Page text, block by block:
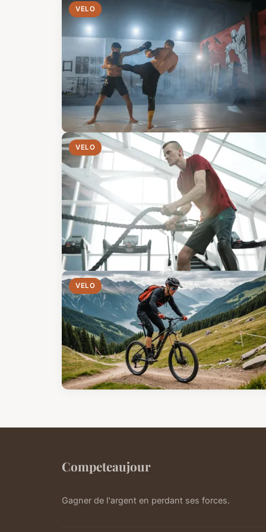
VELO
VELO
VELO
Competeaujour
Gagner de l'argent en perdant ses forces.